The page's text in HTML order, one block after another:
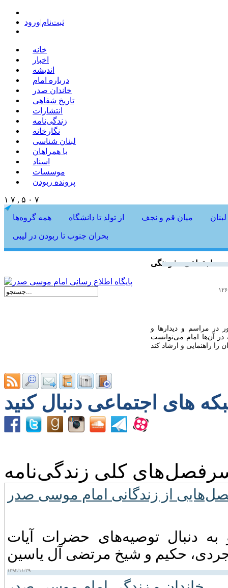
ثبت‌نام|ورود
خانه
اخبار
اندیشه
درباره امام
خاندان صدر
تاریخ شفاهی
انتشارات
زندگی‌نامه
نگارخانه
لبنان شناسی
با همراهان
اسناد
موسسات
پرونده ربودن
۱ ۷ , ۵ ۰ ۷
همه گروه‌ها از تولد تا دانشگاه میان قم و نجف
بحران جنوب تا ربودن در لیبی
صدر حضور در مراسم و دیدار‌ها و
در آن‌ها امام می‌توانست
کلی زندگی‌نامه
از زندگانی امام موسی صدر
موسی صدر در اواخر سال ۱۳۳۸ و به دنبال توصیه‌های حضرات آیات
۱۳۹۲/۱۱/۲۹